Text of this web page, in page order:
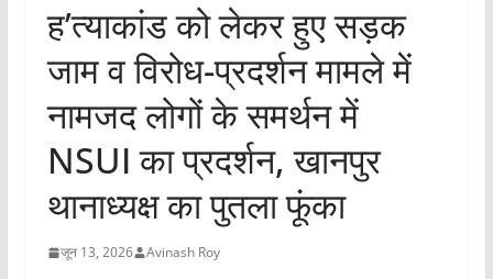
ह’त्याकांड को लेकर हुए सड़क
जाम व विरोध-प्रदर्शन मामले में
नामजद लोगों के समर्थन में
NSUI का प्रदर्शन, खानपुर
थानाध्यक्ष का पुतला फूंका
जून 13, 2026 Avinash Roy